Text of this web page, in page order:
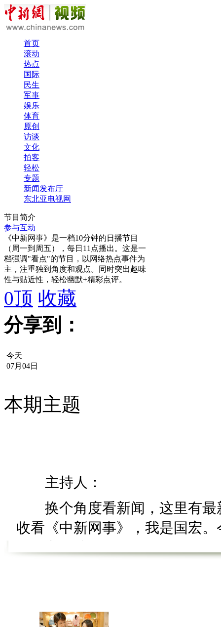
首页
滚动
热点
国际
民生
军事
娱乐
体育
原创
访谈
文化
拍客
轻松
专题
新闻发布厅
东北亚电视网
节目简介
参与互动
《中新网事》是一档10分钟的日播节目
（周一到周五），每日11点播出。这是一
档强调"看点"的节目，以网络热点事件为
主，注重独到角度和观点。同时突出趣味
性与贴近性，轻松幽默+精彩点评。
0顶 收藏
分享到：
今天
07月04日
本期主题
主持人：
换个角度看新闻，这里有最
收看《中新网事》，我是国宏
机》。又快放暑假了，很多小